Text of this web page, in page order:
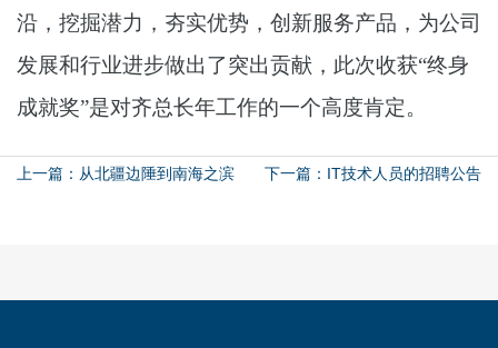
沿，挖掘潜力，夯实优势，创新服务产品，为公司
发展和行业进步做出了突出贡献，此次收获“终身
成就奖”是对齐总长年工作的一个高度肯定。
上一篇：从北疆边陲到南海之滨 下一篇：IT技术人员的招聘公告